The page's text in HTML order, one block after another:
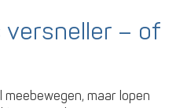
versneller – of
maar lopen